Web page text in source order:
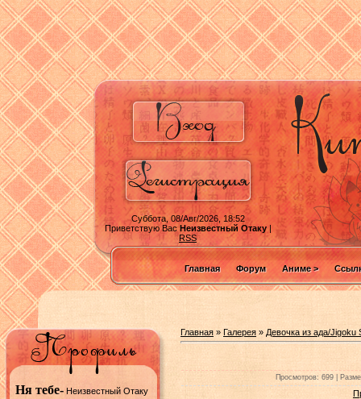
Суббота, 08/Авг/2026, 18:52
Приветствую ВасНеизвестный Отаку|
RSS
Главная Форум Аниме >
Ня тебе- Неизвестный Отаку
Главная » Галерея » Девочка из ада/Jigoku
Просмотров: 699 |